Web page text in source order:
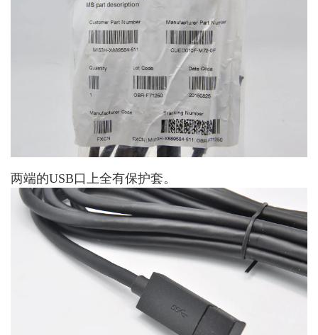
两端的USB口上全有保护套。